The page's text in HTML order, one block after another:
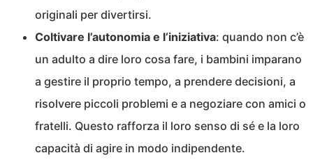
originali per divertirsi.
Coltivare l’autonomia e l’iniziativa: quando non c’è
un adulto a dire loro cosa fare, i bambini imparano
a gestire il proprio tempo, a prendere decisioni, a
risolvere piccoli problemi e a negoziare con amici o
fratelli. Questo rafforza il loro senso di sé e la loro
capacità di agire in modo indipendente.